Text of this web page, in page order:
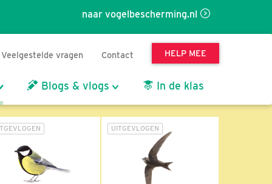
naar vogelbescherming.nl
Veelgestelde vragen Contact HELP MEE
Blogs & vlogs In de klas
UITGEVLOGEN